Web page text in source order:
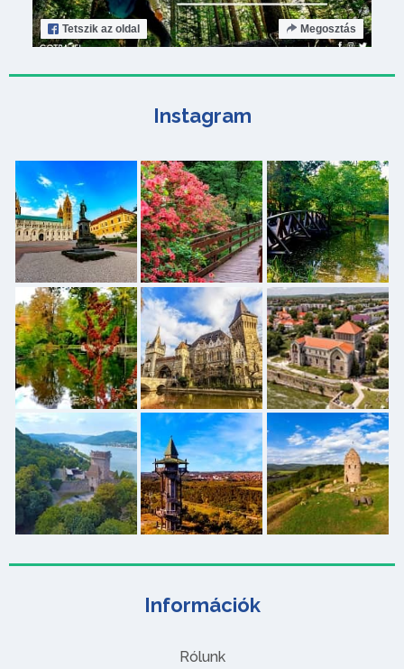
Információk
Rólunk
Tetszik az oldal Megosztás
Instagram